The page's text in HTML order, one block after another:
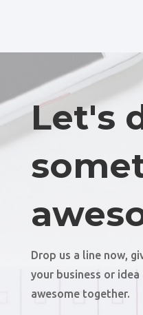
Let's
Drop us a line now,
your business or
awesome together.